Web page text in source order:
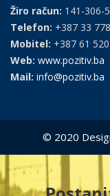
Žiro račun: 141-306-
Telefon: +387 33
Mobitel: +387 61
Web: www.pozitiv.ba
Mail: info@pozitiv.ba
© 2020